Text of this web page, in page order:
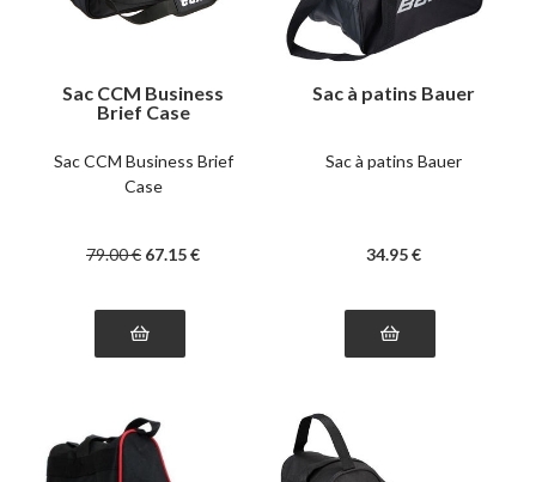
Sac CCM Business
Brief Case
Sac CCM Business Brief
Case
79.00€ 67.15€
Sac à patins Bauer
Sac à patins Bauer
34.95 €